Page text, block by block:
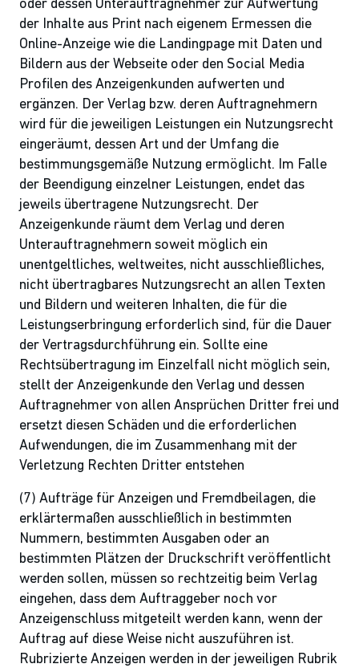
oder dessen Unterauftragnehmer zur Aufwertung
der Inhalte aus Print nach eigenem Ermessen die
Online-Anzeige wie die Landingpage mit Daten und
Bildern aus der Webseite oder den Social Media
Profilen des Anzeigenkunden aufwerten und
ergänzen. Der Verlag bzw. deren Auftragnehmern
wird für die jeweiligen Leistungen ein Nutzungsrecht
eingeräumt, dessen Art und der Umfang die
bestimmungsgemäße Nutzung ermöglicht. Im Falle
der Beendigung einzelner Leistungen, endet das
jeweils übertragene Nutzungsrecht. Der
Anzeigenkunde räumt dem Verlag und deren
Unterauftragnehmern soweit möglich ein
unentgeltliches, weltweites, nicht ausschließliches,
nicht übertragbares Nutzungsrecht an allen Texten
und Bildern und weiteren Inhalten, die für die
Leistungserbringung erforderlich sind, für die Dauer
der Vertragsdurchführung ein. Sollte eine
Rechtsübertragung im Einzelfall nicht möglich sein,
stellt der Anzeigenkunde den Verlag und dessen
Auftragnehmer von allen Ansprüchen Dritter frei und
ersetzt diesen Schäden und die erforderlichen
Aufwendungen, die im Zusammenhang mit der
Verletzung Rechten Dritter entstehen
(7) Aufträge für Anzeigen und Fremdbeilagen, die
erklärtermaßen ausschließlich in bestimmten
Nummern, bestimmten Ausgaben oder an
bestimmten Plätzen der Druckschrift veröffentlicht
werden sollen, müssen so rechtzeitig beim Verlag
eingehen, dass dem Auftraggeber noch vor
Anzeigenschluss mitgeteilt werden kann, wenn der
Auftrag auf diese Weise nicht auszuführen ist.
Rubrizierte Anzeigen werden in der jeweiligen Rubrik